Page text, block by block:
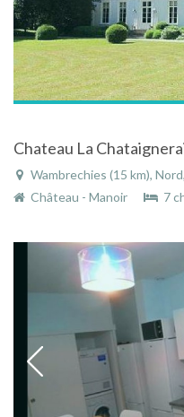
Wambrechies (15 km), Nord,
Château - Manoir
7